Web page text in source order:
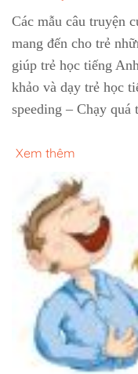
Các mẫu câu truyện
mang đến cho trẻ
giúp trẻ học tiếng
khảo và dạy trẻ học
speeding – Chạy
Xem thêm